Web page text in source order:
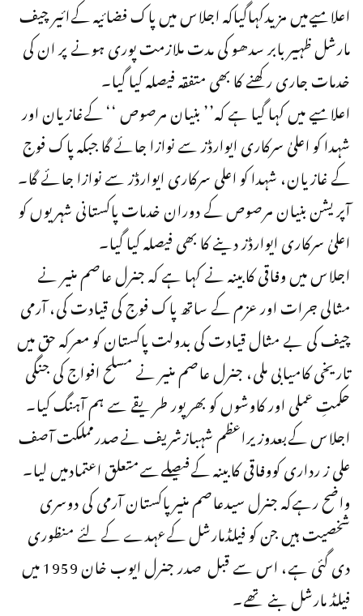
اعلامیےمیں مزیدکہاگیاکہ اجلاس میں پاک فضائیہ کےائیر چیف
مارشل ظہیر بابر سدھو کی مدت ملازمت پوری ہونے پر ان کی
خدمات جاری رکھنے کا بھی متفقہ فیصلہ کیا گیا۔
اعلامیے میں کہا گیا ہے کہ’’ بنیان مرصوص ‘‘ کےغازیان اور
شہدا کو اعلیٰ سرکاری ایوارڈز سے نوازا جائے گا جبکہ پاک فوج
کے غازیان، شہدا کو اعلی سرکاری ایوارڈز سے نوازا جائے گا۔
آپریشن بنیان مرصوص کے دوران خدمات پاکستانی شہریوں کو
اعلیٰ سرکاری ایوارڈز دینے کا بھی فیصلہ کیا گیا۔
اجلاس میں وفاقی کابینہ نے کہا ہے کہ جنرل عاصم منیر نے
مثالی جرات اور عزم کے ساتھ پاک فوج کی قیادت کی، آرمی
چیف کی بے مثال قیادت کی بدولت پاکستان کو معرکہ حق میں
تاریخی کامیابی ملی، جنرل عاصم منیر نے مسلح افواج کی جنگی
حکمتِ عملی اور کاوشوں کو بھرپور طریقے سے ہم آہنگ کیا۔
اجلاس کےبعدوزیراعظم شہبازشریف نےصدرمملکت آصف
علی ز رداری کووفاقی کابینہ کےفیصلےسےمتعلق اعتمادمیں لیا۔
واضح رہےکہ جنرل سیدعاصم منیرپاکستان آرمی کی دوسری
شخصیت ہیں جن کو فیلڈمارشل کےعہدے کے لئے منظوری
دی گئی ہے، اس سے قبل صدر جنرل ایوب خان 1959 میں
فیلڈ مارشل بنے تھے۔